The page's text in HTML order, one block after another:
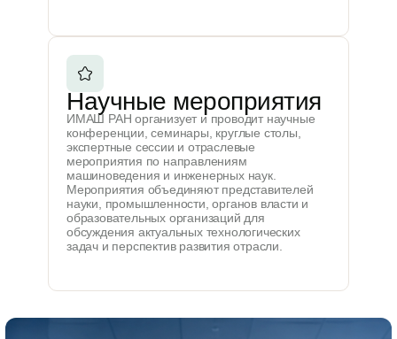
Научные мероприятия
ИМАШ РАН организует и проводит научные
конференции, семинары, круглые столы,
экспертные сессии и отраслевые
мероприятия по направлениям
машиноведения и инженерных наук.
Мероприятия объединяют представителей
науки, промышленности, органов власти и
образовательных организаций для
обсуждения актуальных технологических
задач и перспектив развития отрасли.